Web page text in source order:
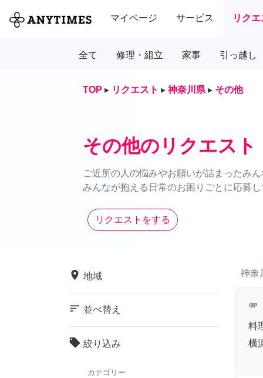
マイページ サービス リク
全て 修理・組立 家事 引っ越し
TOP ▸ リクエスト ▸ 神奈川県 ▸ その他
その他のリクエスト
ご近所の人の悩みやお願いが詰まったみ
みんなが抱える日常のお困りごとに応募
リクエストをする
place 地域
sort 並べ替え
local_offer 絞り込み
カテゴリー
神奈
attachment
料
横